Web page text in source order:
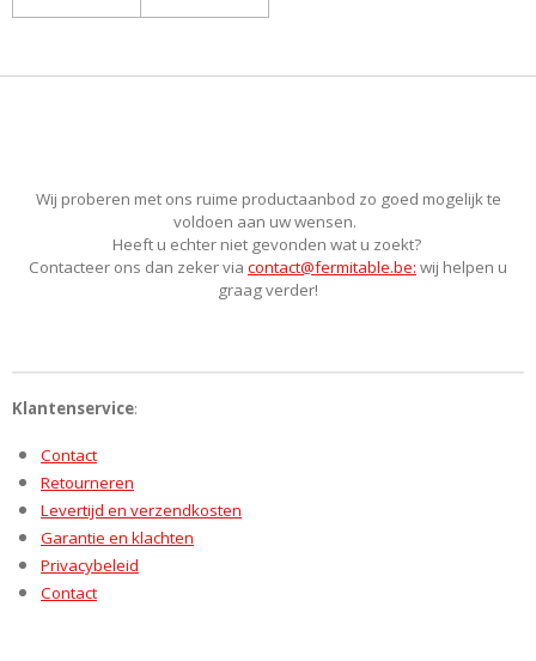
Wij proberen met ons ruime productaanbod zo goed mogelijk te
voldoen aan uw wensen.
Heeft u echter niet gevonden wat u zoekt?
Contacteer ons dan zeker via contact@fermitable.be: wij helpen u
graag verder!
Klantenservice:
Contact
Retourneren
Levertijd en verzendkosten
Garantie en klachten
Privacybeleid
Contact